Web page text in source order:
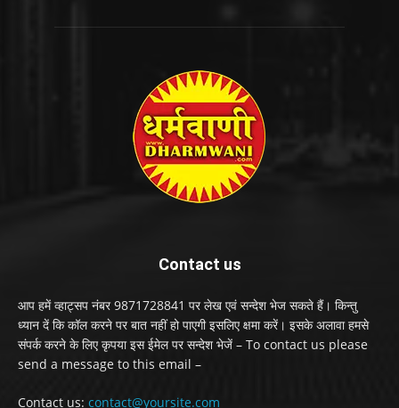
Contact us
आप हमें व्हाट्सप नंबर 9871728841 पर लेख एवं सन्देश भेज सकते हैं। किन्तु
ध्यान दें कि कॉल करने पर बात नहीं हो पाएगी इसलिए क्षमा करें। इसके अलावा हमसे
संपर्क करने के लिए कृपया इस ईमेल पर सन्देश भेजें – To contact us please
send a message to this email –
Contact us: contact@yoursite.com